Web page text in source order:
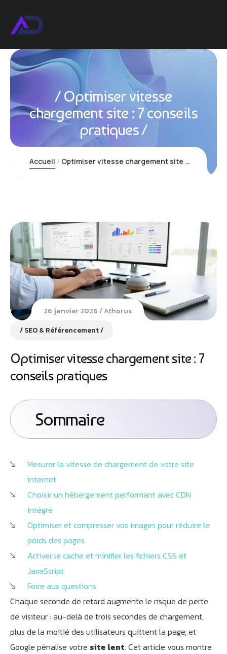
Optimiser vitesse
chargement site : 7 conseils
pratiques
Accueil Optimiser vitesse chargement site : 7 conseils pratiques
26 janvier 2026
Athorus
SEO & Référencement
Optimiser vitesse chargement site : 7
conseils pratiques
Sommaire
Mesurer la vitesse de chargement de votre site
internet
Choisir un hébergement performant avec CDN
intégré
Optimiser et compresser vos images pour réduire le
poids des pages
Activer le cache et minifier les fichiers CSS et
JavaScript
Foire aux questions
Chaque seconde de retard augmente le risque de perte
de visiteur : au-delà de trois secondes de chargement,
plus de la moitié des utilisateurs quittent la page, et
Google pénalise votre site lent. Cet article vous montre